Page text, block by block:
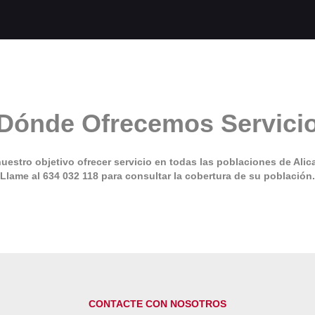
Ofrecemos
objetivo ofrecer servicio en todas las poblaciones de
Llame al 634 032 118 para consultar la cobertura de su población.
CONTACTE CON NOSOTROS